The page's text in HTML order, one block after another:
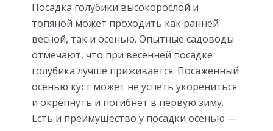
Посадка голубики высокорослой и
топяной может проходить как ранней
весной, так и осенью. Опытные садоводы
отмечают, что при весенней посадке
голубика лучше приживается. Посаженный
осенью куст может не успеть укорениться
и окрепнуть и погибнет в первую зиму.
Есть и преимущество у посадки осенью —